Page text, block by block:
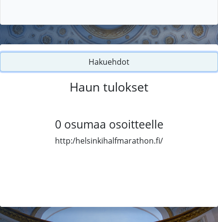
Hakuehdot
Haun tulokset
0 osumaa osoitteelle
http:/helsinkihalfmarathon.fi/